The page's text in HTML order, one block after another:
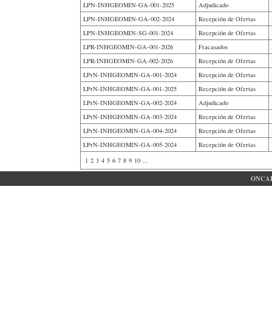
LPN-INHGEOMIN-GA-001-2025
Adjudicado
LPN-INHGEOMIN-GA-002-2024
Recepción de Ofertas
LPN-INHGEOMIN-SG-001-2024
Recepción de Ofertas
LPR-INHGEOMIN-GA-001-2026
Fracasados
LPR-INHGEOMIN-GA-002-2026
Recepción de Ofertas
LPrN-INHGEOMIN-GA-001-2024
Recepción de Ofertas
LPrN-INHGEOMIN-GA-001-2025
Recepción de Ofertas
LPrN-INHGEOMIN-GA-002-2024
Adjudicado
LPrN-INHGEOMIN-GA-003-2024
Recepción de Ofertas
LPrN-INHGEOMIN-GA-004-2024
Recepción de Ofertas
LPrN-INHGEOMIN-GA-005-2024
Recepción de Ofertas
1 2 3 4 5 6 7 8 9 10 ...